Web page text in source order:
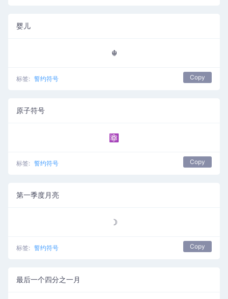
婴儿
☬
标签: 誓约符号 Copy
原子符号
⚛
标签: 誓约符号 Copy
第一季度月亮
☽
标签: 誓约符号 Copy
最后一个四分之一月